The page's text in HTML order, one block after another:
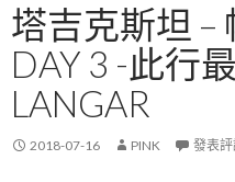
塔吉克斯坦 –
DAY 3 -此行
LANGAR
2018-07-16 PINK 發表